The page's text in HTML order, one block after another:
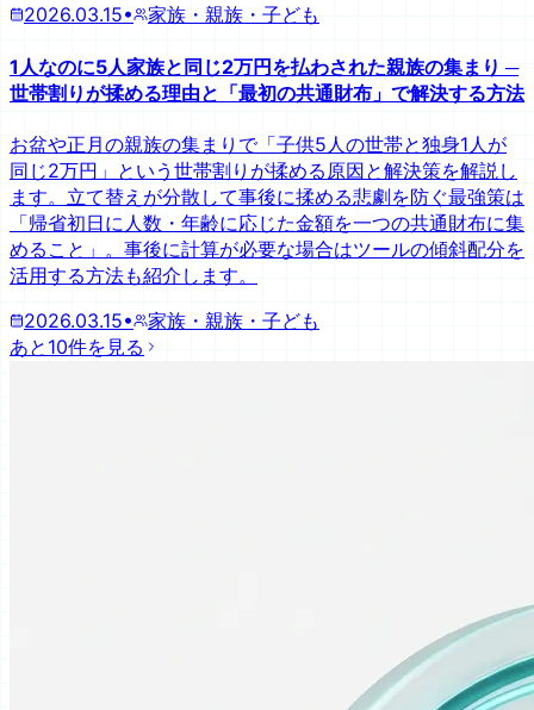
2026.03.15• 家族・親族・子ども
1人なのに5人家族と同じ2万円を払わされた親族の集まり ─
世帯割りが揉める理由と「最初の共通財布」で解決する方法
お盆や正月の親族の集まりで「子供5人の世帯と独身1人が
同じ2万円」という世帯割りが揉める原因と解決策を解説し
ます。立て替えが分散して事後に揉める悲劇を防ぐ最強策は
「帰省初日に人数・年齢に応じた金額を一つの共通財布に集
めること」。事後に計算が必要な場合はツールの傾斜配分を
活用する方法も紹介します。
2026.03.15•
家族・親族・子ども
あと10件を見る